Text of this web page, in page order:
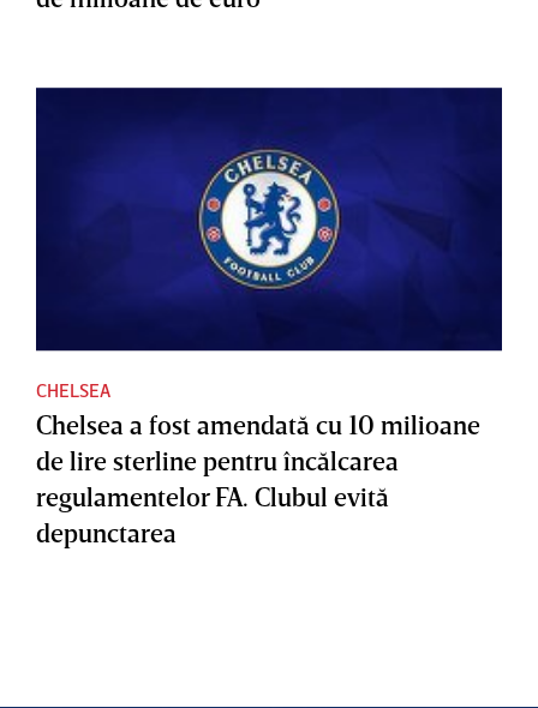
CHELSEA
Chelsea a fost amendată cu 10 milioane
de lire sterline pentru încălcarea
regulamentelor FA. Clubul evită
depunctarea